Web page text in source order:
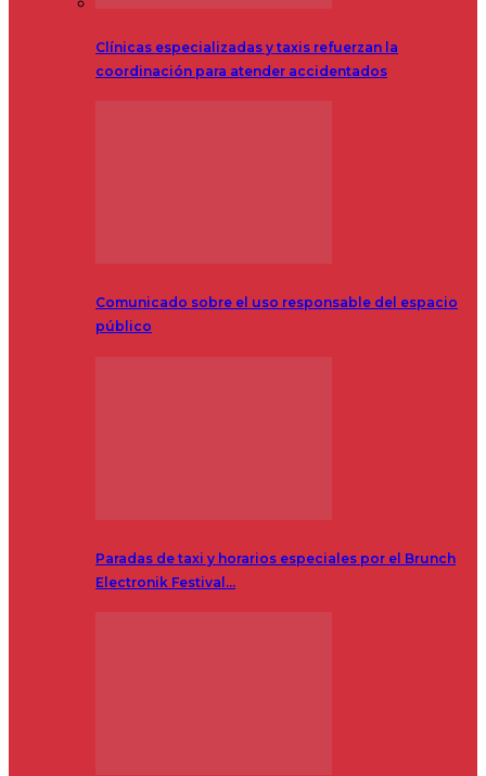
Clínicas especializadas y taxis refuerzan la
coordinación para atender accidentados
Comunicado sobre el uso responsable del espacio
público
Paradas de taxi y horarios especiales por el Brunch
Electronik Festival…